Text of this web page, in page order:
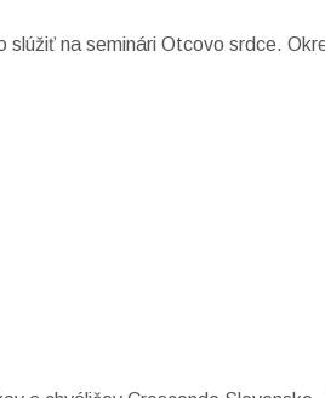
na seminári Otcovo srdce.